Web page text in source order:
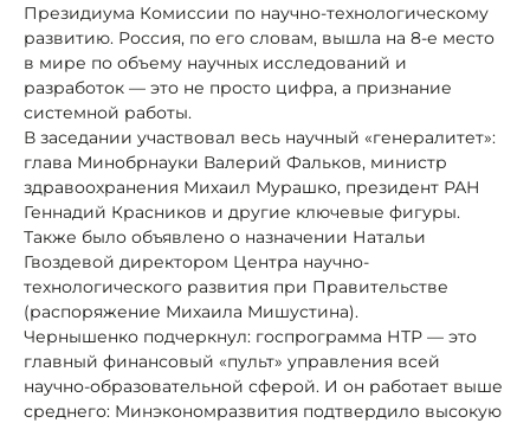
Президиума Комиссии по научно-технологическому
развитию. Россия, по его словам, вышла на 8-е место
в мире по объему научных исследований и
разработок — это не просто цифра, а признание
системной работы.
В заседании участвовал весь научный «генералитет»:
глава Минобрнауки Валерий Фальков, министр
здравоохранения Михаил Мурашко, президент РАН
Геннадий Красников и другие ключевые фигуры.
Также было объявлено о назначении Натальи
Гвоздевой директором Центра научно-
технологического развития при Правительстве
(распоряжение Михаила Мишустина).
Чернышенко подчеркнул: госпрограмма НТР — это
главный финансовый «пульт» управления всей
научно-образовательной сферой. И он работает выше
среднего: Минэкономразвития подтвердило высокую